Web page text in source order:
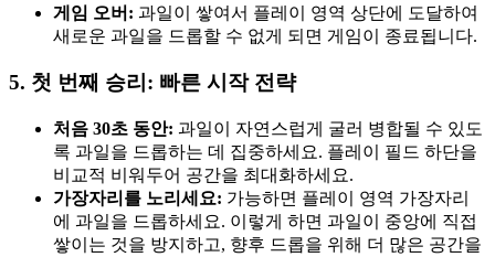
게임 오버: 과일이 쌓여서 플레이 영역 상단에 도달하여
새로운 과일을 드롭할 수 없게 되면 게임이 종료됩니다.
5. 첫 번째 승리: 빠른 시작 전략
처음 30초 동안: 과일이 자연스럽게 굴러 병합될 수 있도
록 과일을 드롭하는 데 집중하세요. 플레이 필드 하단을
비교적 비워두어 공간을 최대화하세요.
가장자리를 노리세요: 가능하면 플레이 영역 가장자리
에 과일을 드롭하세요. 이렇게 하면 과일이 중앙에 직접
쌓이는 것을 방지하고, 향후 드롭을 위해 더 많은 공간을